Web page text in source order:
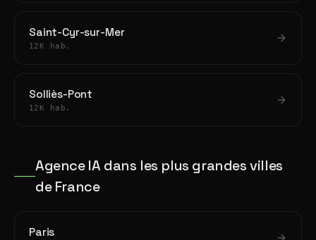
Saint-Cyr-sur-Mer
12K hab.
Solliès-Pont
12K hab.
Agence IA dans les plus grandes villes
de France
Paris